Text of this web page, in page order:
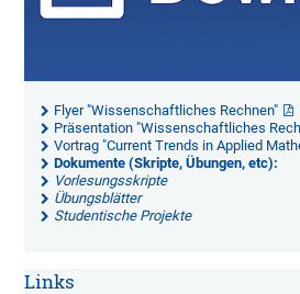
Flyer "Wissenschaftliches Rechnen"
Präsentation "Wissenschaftliches
Vortrag "Current Trends in Applied
Dokumente (Skripte, Übungen, etc):
Vorlesungsskripte
Übungsblätter
Studentische Projekte
Links